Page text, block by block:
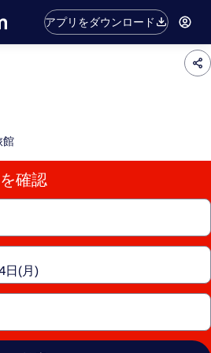
アプリをダウンロード
館
確認